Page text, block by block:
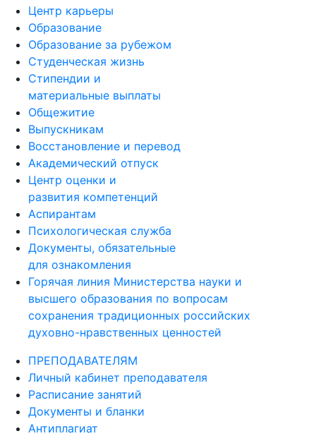
Центр карьеры
Образование
Образование за рубежом
Студенческая жизнь
Стипендии и
материальные выплаты
Общежитие
Выпускникам
Восстановление и перевод
Академический отпуск
Центр оценки и
развития компетенций
Аспирантам
Психологическая служба
Документы, обязательные
для ознакомления
Горячая линия Министерства науки и
высшего образования по вопросам
сохранения традиционных российских
духовно-нравственных ценностей
ПРЕПОДАВАТЕЛЯМ
Личный кабинет преподавателя
Расписание занятий
Документы и бланки
Антиплагиат